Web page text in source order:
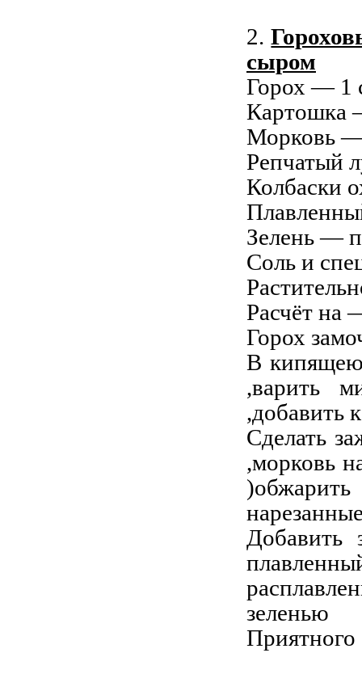
2.
сыром
Горох — 1
Картошка
Морковь
Репчатый
Колбаски
Зелень —
Соль и
Расчёт на
Горох
В кипящею
,варить
,добавить
Сделать
,морковь
Добавить
зеленью